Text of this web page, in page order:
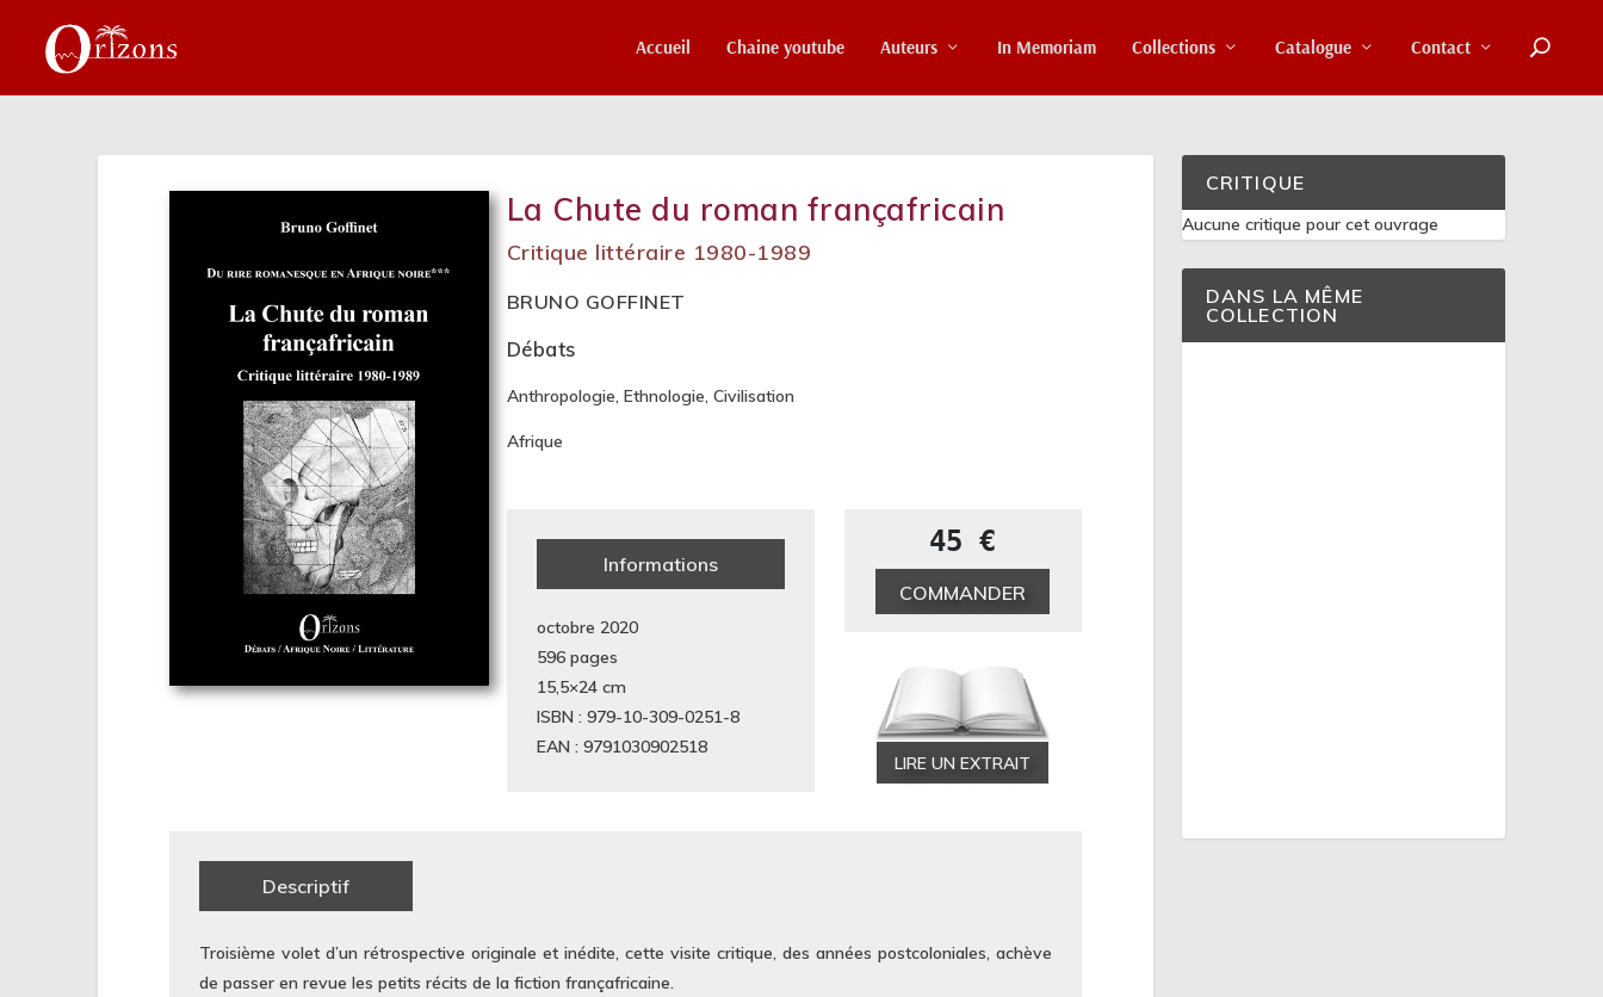
Accueil Chaine youtube Auteurs In Memoriam Collections Catalogue Contact
La Chute du roman françafricain
Critique littéraire 1980-1989
BRUNO GOFFINET
Débats
Anthropologie, Ethnologie, Civilisation
Afrique
Informations
octobre 2020
596 pages
15,5×24cm
ISBN : 979-10-309-0251-8
EAN : 9791030902518
45 €
COMMANDER
LIRE UN EXTRAIT
Descriptif
Troisième volet d’un rétrospective originale et inédite, cette visite critique, des années postcoloniales, achève
de passer en revue les petits récits de la fiction françafricaine.
CRITIQUE
Aucune critique pour cet ouvrage
DANS LA MÊME
COLLECTION